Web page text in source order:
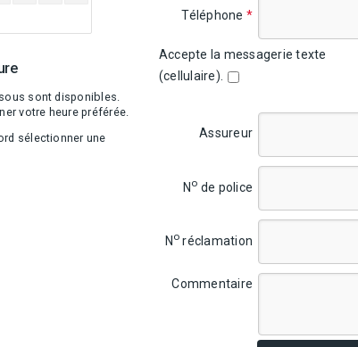
sont disponibles.
votre heure préférée.
sélectionner une
Téléphone *
Accepte la messagerie texte
(cellulaire).
Assureur
No de police
No réclamation
Commentaire